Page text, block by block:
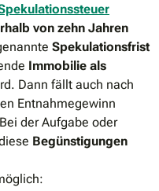
von zehn Jahren
Spekulationsfrist
Immobilie als
Dann fällt auch nach
Entnahmegewinn
Bei der Aufgabe oder
Begünstigungen